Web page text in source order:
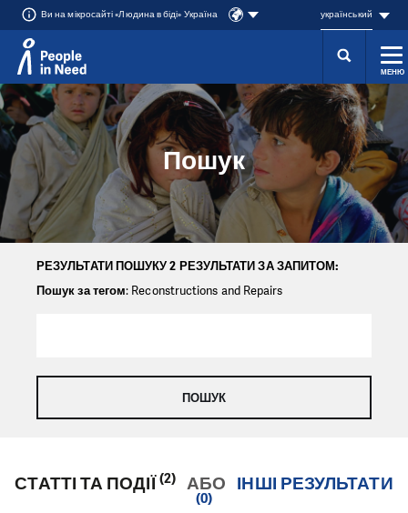
Přeskočit na obsah
Ви на мікросайті «Людина в біді» Україна український
МЕНЮ
Пошук
РЕЗУЛЬТАТИ ПОШУКУ 2 РЕЗУЛЬТАТИ ЗА ЗАПИТОМ:
Пошук за тегом: Reconstructions and Repairs
СТАТТІ ТА ПОДІЇ (2) АБО ІНШІ РЕЗУЛЬТАТИ
(0)